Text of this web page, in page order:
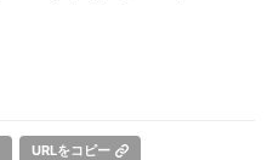
URLをコピー